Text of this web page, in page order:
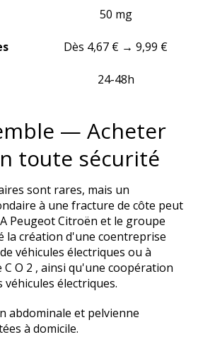
50 mg
Dès 4,67 € → 9,99 €
24-48h
— Acheter
toute sécurité
sont rares, mais un
à une fracture de côte peut
Peugeot Citroën et le groupe
la création d'une coentreprise
véhicules électriques ou à
O 2 , ainsi qu'une coopération
véhicules électriques.
abdominale et pelvienne
à domicile.